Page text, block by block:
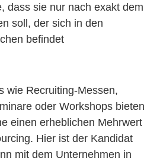
dass sie nur nach exakt dem
soll, der sich in den
befindet
wie Recruiting-Messen,
oder Workshops bieten
einen erheblichen Mehrwert
Hier ist der Kandidat
mit dem Unternehmen in